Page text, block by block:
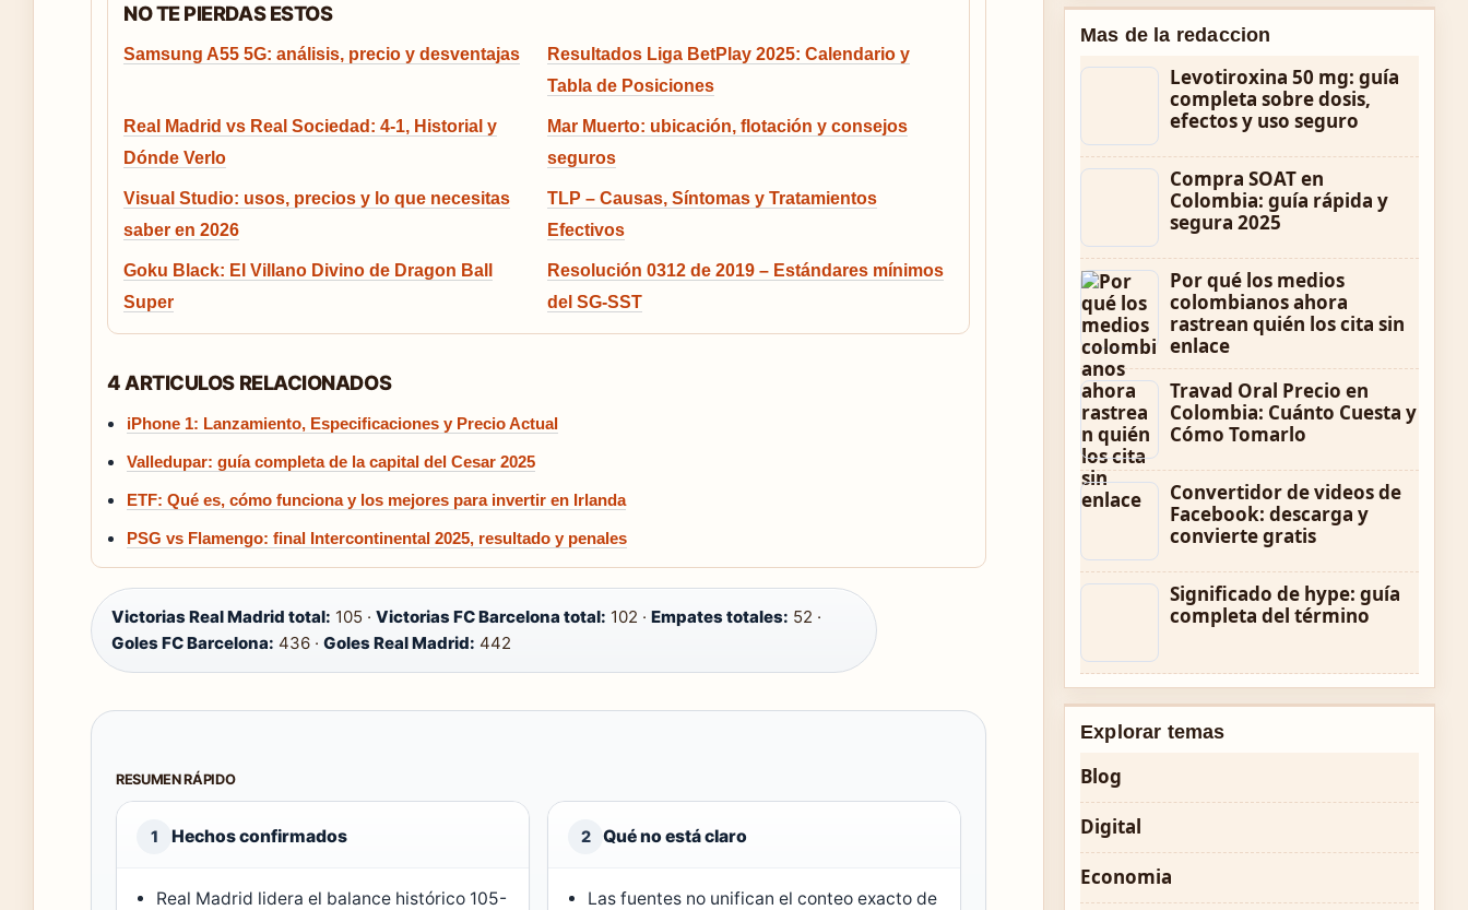
NO TE PIERDAS ESTOS
Samsung A55 5G: análisis, precio y desventajas
Resultados Liga BetPlay 2025: Calendario y
Tabla de Posiciones
Real Madrid vs Real Sociedad: 4-1, Historial y
Dónde Verlo
Mar Muerto: ubicación, flotación y consejos
seguros
Visual Studio: usos, precios y lo que necesitas
saber en 2026
TLP – Causas, Síntomas y Tratamientos
Efectivos
Goku Black: El Villano Divino de Dragon Ball
Super
Resolución 0312 de 2019 – Estándares mínimos
del SG-SST
4 ARTICULOS RELACIONADOS
iPhone 1: Lanzamiento, Especificaciones y Precio Actual
Valledupar: guía completa de la capital del Cesar 2025
ETF: Qué es, cómo funciona y los mejores para invertir en Irlanda
PSG vs Flamengo: final Intercontinental 2025, resultado y penales
Victorias Real Madrid total: 105 · Victorias FC Barcelona total: 102 · Empates totales: 52 ·
Goles FC Barcelona: 436 · Goles Real Madrid: 442
RESUMEN RÁPIDO
1 Hechos confirmados
Real Madrid lidera el balance histórico 105-
2 Qué no está claro
Las fuentes no unifican el conteo exacto de
Mas de la redaccion
Levotiroxina 50 mg: guía
completa sobre dosis,
efectos y uso seguro
Compra SOAT en
Colombia: guía rápida y
segura 2025
Por qué los medios
colombianos ahora
rastrean quién los cita sin
enlace
Travad Oral Precio en
Colombia: Cuánto Cuesta y
Cómo Tomarlo
Convertidor de videos de
Facebook: descarga y
convierte gratis
Significado de hype: guía
completa del término
Explorar temas
Blog
Digital
Economia